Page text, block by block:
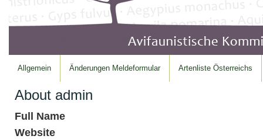
Allgemein Änderungen Meldeformular Artenliste Österreichs
About admin
Full Name
Website